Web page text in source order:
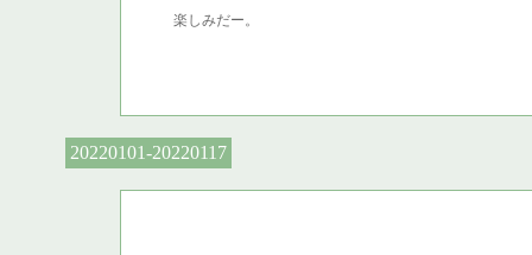
楽しみだー。
20220101-20220117